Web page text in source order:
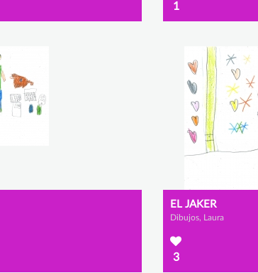
1
EL JAKER
Dibujos, Laura
3